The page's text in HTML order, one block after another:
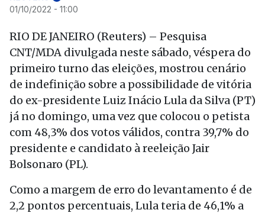
01/10/2022 - 11:00
RIO DE JANEIRO (Reuters) – Pesquisa
CNT/MDA divulgada neste sábado, véspera do
primeiro turno das eleições, mostrou cenário
de indefinição sobre a possibilidade de vitória
do ex-presidente Luiz Inácio Lula da Silva (PT)
já no domingo, uma vez que colocou o petista
com 48,3% dos votos válidos, contra 39,7% do
presidente e candidato à reeleição Jair
Bolsonaro (PL).
Como a margem de erro do levantamento é de
2,2 pontos percentuais, Lula teria de 46,1% a